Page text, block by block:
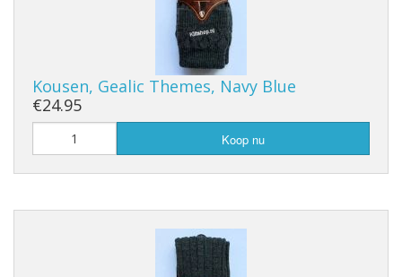
Kousen, Gealic Themes, Navy Blue
€24.95
Koop nu